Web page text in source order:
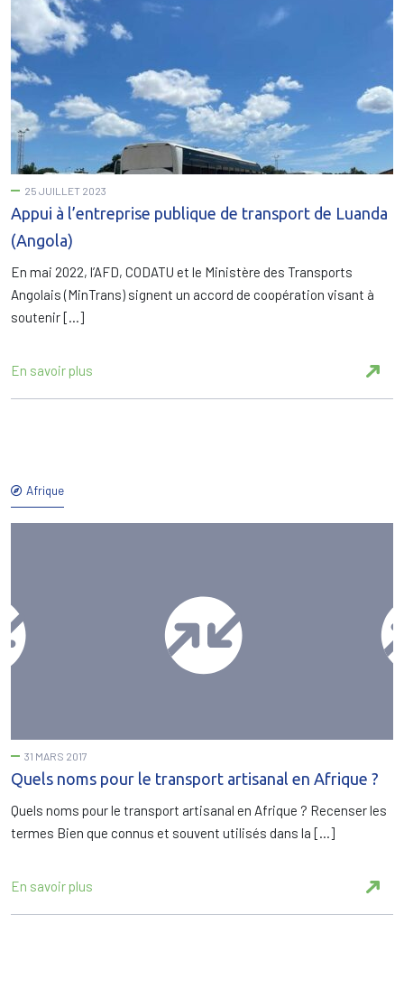
25 JUILLET 2023
Appui à l’entreprise publique de transport de Luanda
(Angola)
En mai 2022, l’AFD, CODATU et le Ministère des Transports
Angolais (MinTrans) signent un accord de coopération visant à
soutenir […]
En savoir plus
Afrique
31 MARS 2017
Quels noms pour le transport artisanal en Afrique ?
Quels noms pour le transport artisanal en Afrique ? Recenser les
termes Bien que connus et souvent utilisés dans la […]
En savoir plus